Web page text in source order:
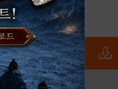
전체앱